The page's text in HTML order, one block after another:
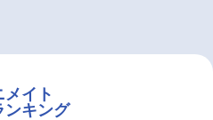
メイト
ンキング